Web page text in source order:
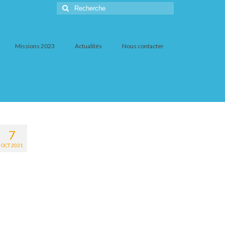
Rechercher
:
Missions 2023 Actualités Nous contacter
7
OCT 2021